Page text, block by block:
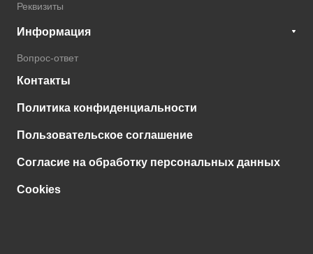
Реквизиты
Информация
Вопрос-ответ
Контакты
Политика конфиденциальности
Пользовательское соглашение
Согласие на обработку персональных данных
Cookies